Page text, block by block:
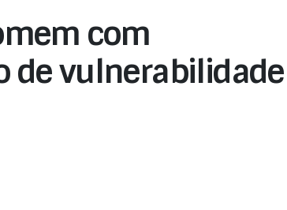
com
de vulnerabilidade